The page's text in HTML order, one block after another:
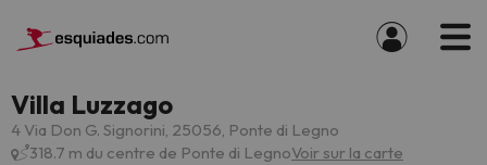
Villa Luzzago
4 Via Don G. Signorini, 25056, Ponte di Legno
318.7 m du centre de Ponte di LegnoVoir sur la carte